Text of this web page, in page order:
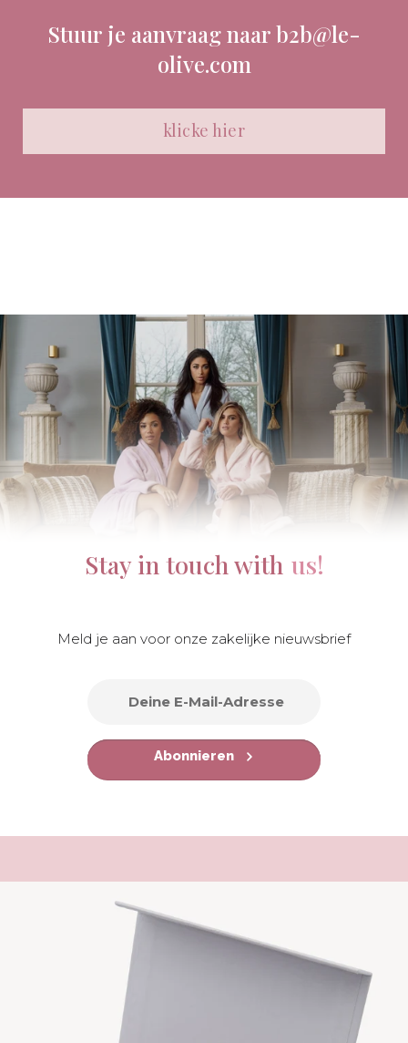
Stuur je aanvraag naar b2b@le-
olive.com
klicke hier
Stay in touch with us!
Meld je aan voor onze zakelijke nieuwsbrief
Abonnieren